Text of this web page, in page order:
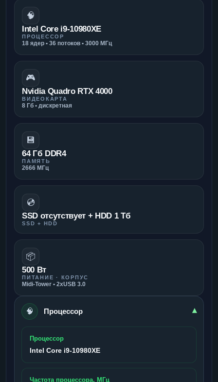
🧠
Intel Core i9-10980XE
ПРОЦЕССОР
18 ядер • 36 потоков • 3000 МГц
🎮
Nvidia Quadro RTX 4000
ВИДЕОКАРТА
8 Гб • дискретная
💾
64 Гб DDR4
ПАМЯТЬ
2666 МГц
💿
SSD отсутствует + HDD 1 Тб
SSD + HDD
📦
500 Вт
ПИТАНИЕ · КОРПУС
Midi-Tower • 2xUSB 3.0
🧠 Процессор ▾
Процессор
Intel Core i9-10980XE
Частота процессора, МГц